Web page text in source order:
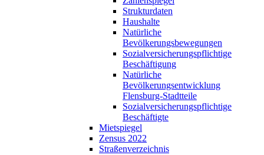
Strukturdaten
Haushalte
Natürliche
Bevölkerungsbewegungen
Sozialversicherungspflichtige
Beschäftigung
Natürliche
Bevölkerungsentwicklung
Flensburg-Stadtteile
Sozialversicherungspflichtige
Beschäftigte
Mietspiegel
Zensus 2022
Straßenverzeichnis